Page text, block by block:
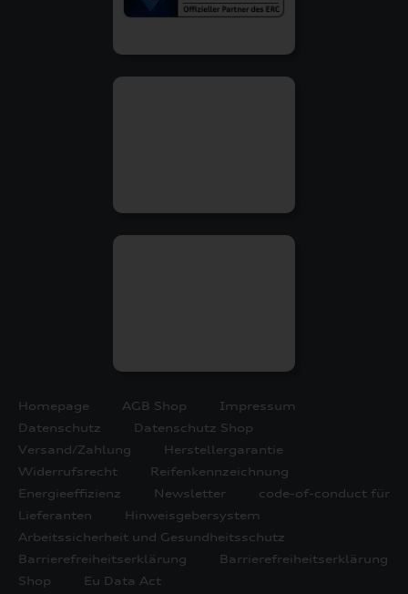
Homepage AGB Shop
Impressum
Datenschutz
Datenschutz Shop
Versand/Zahlung
Herstellergarantie
Widerrufsrecht
Reifenkennzeichnung
Energieeffizienz
Newsletter
code-of-conduct für
Lieferanten
Hinweisgebersystem
Arbeitssicherheit und Gesundheitsschutz
Barrierefreiheitserklärung
Barrierefreiheitserklärung
Shop
Eu Data Act